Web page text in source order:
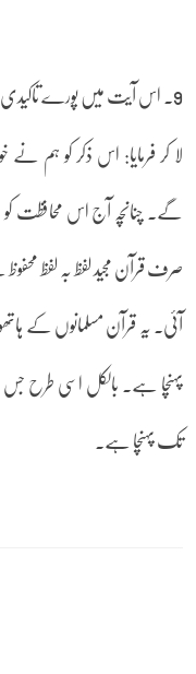
9۔ اس آیت میں پورے تاکیدی لفظوں کے ساتھ متکلم کی تین ضمیریں
لا کر فرمایا: اس ذکر کو ہم
گے۔ چنانچہ آج اس محافظت کو
صرف قرآن مجید لفظ بہ لفظ
آئی۔ یہ قرآن مسلمانوں کے
پہنچا ہے۔ بالکل اسی طرح جس
تک پہنچا ہے۔